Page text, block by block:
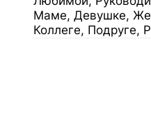
Маме, Девушке,
Коллеге, Подруге,